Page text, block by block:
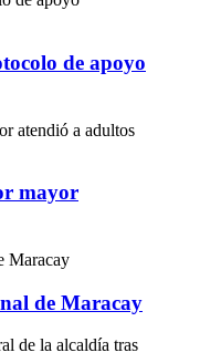
de apoyo
mayor
de Maracay